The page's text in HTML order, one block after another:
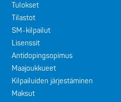
Tulokset
Tilastot
SM-kilpailut
Lisenssit
Antidopingsopimus
Maajoukkueet
Kilpailuiden järjestäminen
Maksut